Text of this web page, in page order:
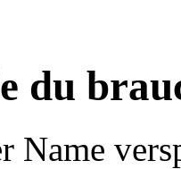
du
Name